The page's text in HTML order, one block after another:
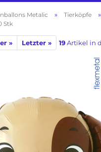
Stabballons anzeigen
Stabballon ohne Lizenz
Stabballons Lizensmotive
Metalic » Tierköpfe »
Stk
» Letzter » 19Artikel in